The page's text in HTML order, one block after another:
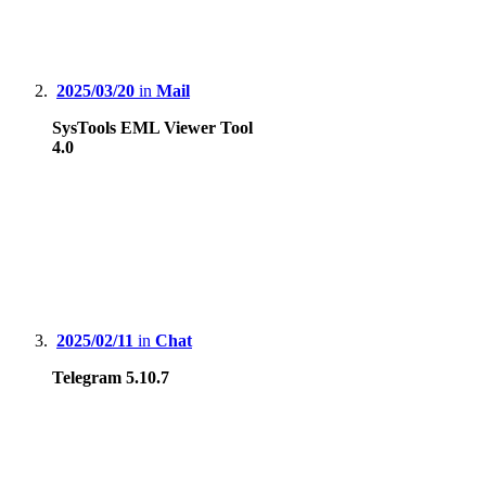
2025/03/20 in Mail
SysTools EML Viewer Tool
4.0
2025/02/11 in Chat
Telegram 5.10.7